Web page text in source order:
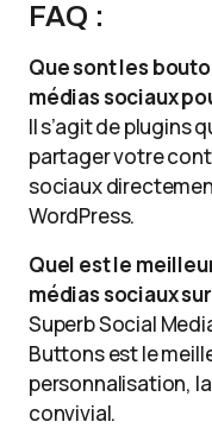
FAQ :
Que sont les
médias sociaux
Il s’agit de plugins
partager votre
sociaux
WordPress.
Quel est le
médias sociaux
Superb Social
Buttons est le
personnalisation,
convivial.